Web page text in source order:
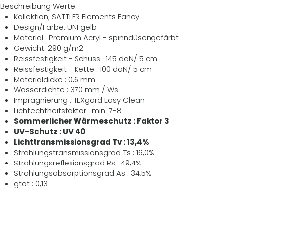
Beschreibung Werte:
Kollektion; SATTLER Elements Fancy
Design/Farbe: UNI gelb
Material : Premium Acryl - spinndüsengefärbt
Gewicht: 290 g/m2
Reissfestigkeit - Schuss : 145 daN/ 5 cm
Reissfestigkeit - Kette : 100 daN/ 5 cm
Materialdicke : 0,6 mm
Wasserdichte : 370 mm / Ws
Imprägnierung : TEXgard Easy Clean
Lichtechtheitsfaktor : min. 7-8
Sommerlicher Wärmeschutz : Faktor 3
UV-Schutz : UV 40
Lichttransmissionsgrad Tv : 13,4%
Strahlungstransmissionsgrad Ts : 16,0%
Strahlungsreflexionsgrad Rs : 49,4%
Strahlungsabsorptionsgrad As : 34,5%
gtot : 0,13